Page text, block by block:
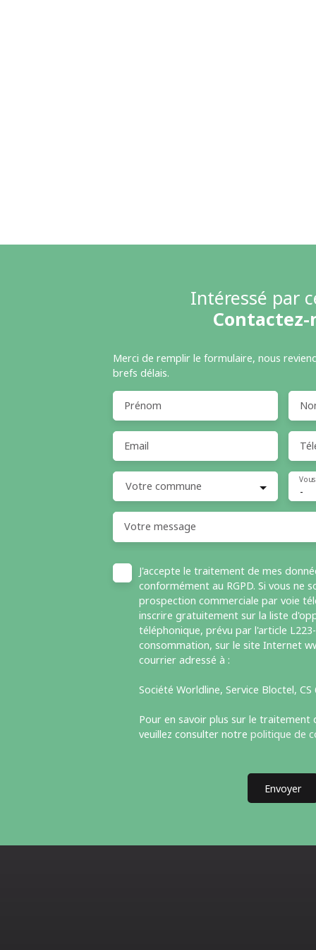
Intéressé par
Contactez-
Merci de remplir le formulaire, nous
brefs délais.
Prénom
Email
Votre commune -
Votre message
J'accepte le traitement de mes
conformément au RGPD. Si vous ne
prospection commerciale par voie
inscrire gratuitement sur la liste
téléphonique, prévu par l'article
consommation, sur le site Internet
courrier adressé à :
Société Worldline, Service Bloctel, CS
Pour en savoir plus sur le traitement
veuillez consulter notre politique de
Envoyer